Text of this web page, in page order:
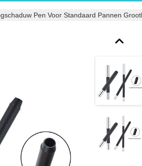
Pen Voor Standaard Pannen